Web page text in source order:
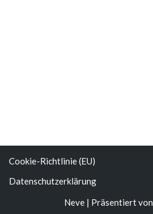
Cookie-Richtlinie (EU)
Datenschutzerklärung
Neve | Präsentiert von